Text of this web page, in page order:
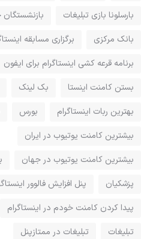
بارسلونا بازی تبلیغات
بانک مرکزی
برگزاری مسابقه
برنامه قرعه کشی اینستاگرام برای ایفون
بستن کامنت اینستا
بک لینک
بهترین ربات اینستاگرام
بورس
بیشترین کامنت یوتیوب در ایران
بیشترین کامنت یوتیوب در جهان
پزشکیان
پنل افزایش فالوور
پيدا كردن كامنت خودم در اينستاگرام
تبلیغات
تبلیغات در ممتازپنل